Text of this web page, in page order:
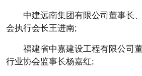
中建远南集团有限公司董事长
会执行会长王进南;
福建省中嘉建设工程有限公司
行业协会监事长杨嘉红;